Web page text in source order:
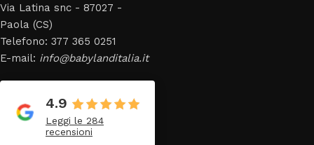
Via Latina snc - 87027 -
Paola (CS)
Telefono: 377 365 0251
E-mail: info@babylanditalia.it
4.9
Leggi le 284
recensioni